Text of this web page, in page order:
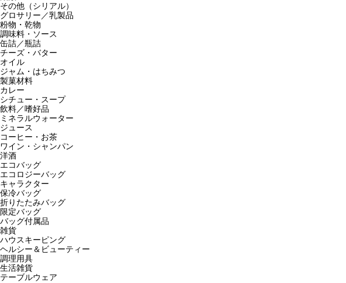
その他（シリアル）
グロサリー／乳製品
粉物・乾物
調味料・ソース
缶詰／瓶詰
チーズ・バター
オイル
ジャム・はちみつ
製菓材料
カレー
シチュー・スープ
飲料／嗜好品
ミネラルウォーター
ジュース
コーヒー・お茶
ワイン・シャンパン
洋酒
エコバッグ
エコロジーバッグ
キャラクター
保冷バッグ
折りたたみバッグ
限定バッグ
バッグ付属品
雑貨
ハウスキーピング
ヘルシー＆ビューティー
調理用具
生活雑貨
テーブルウェア